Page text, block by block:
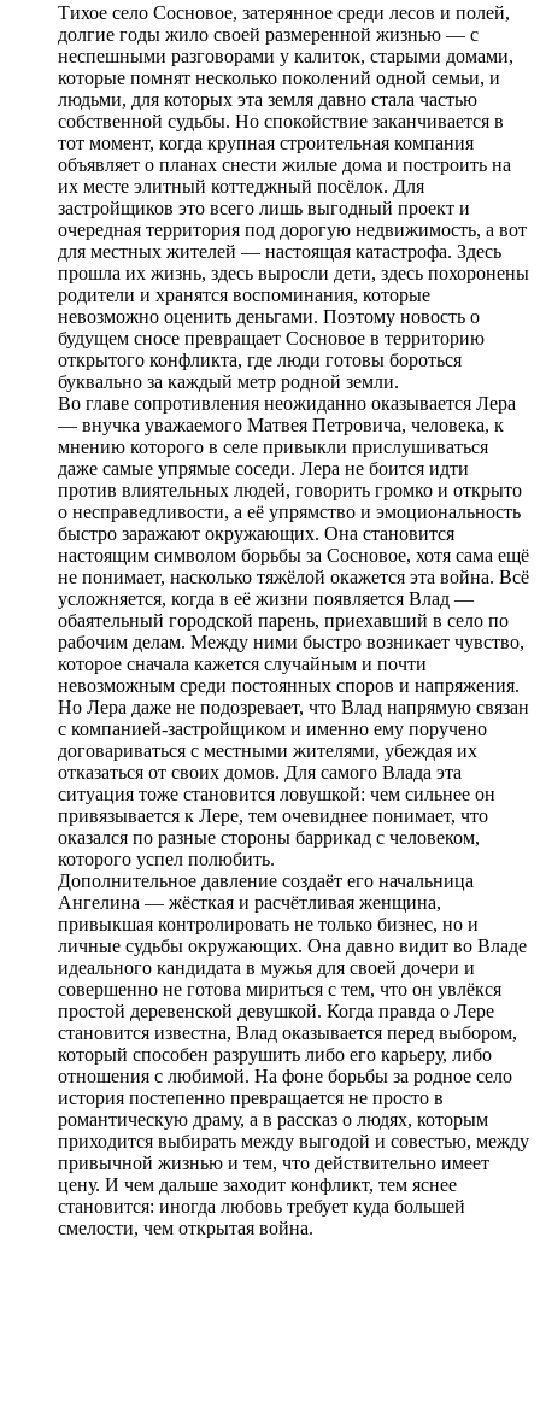
Тихое село Сосновое, затерянное среди лесов и полей,
долгие годы жило своей размеренной жизнью — с
неспешными разговорами у калиток, старыми домами,
которые помнят несколько поколений одной семьи, и
людьми, для которых эта земля давно стала частью
собственной судьбы. Но спокойствие заканчивается в
тот момент, когда крупная строительная компания
объявляет о планах снести жилые дома и построить на
их месте элитный коттеджный посёлок. Для
застройщиков это всего лишь выгодный проект и
очередная территория под дорогую недвижимость, а вот
для местных жителей — настоящая катастрофа. Здесь
прошла их жизнь, здесь выросли дети, здесь похоронены
родители и хранятся воспоминания, которые
невозможно оценить деньгами. Поэтому новость о
будущем сносе превращает Сосновое в территорию
открытого конфликта, где люди готовы бороться
буквально за каждый метр родной земли.
Во главе сопротивления неожиданно оказывается Лера
— внучка уважаемого Матвея Петровича, человека, к
мнению которого в селе привыкли прислушиваться
даже самые упрямые соседи. Лера не боится идти
против влиятельных людей, говорить громко и открыто
о несправедливости, а её упрямство и эмоциональность
быстро заражают окружающих. Она становится
настоящим символом борьбы за Сосновое, хотя сама ещё
не понимает, насколько тяжёлой окажется эта война. Всё
усложняется, когда в её жизни появляется Влад —
обаятельный городской парень, приехавший в село по
рабочим делам. Между ними быстро возникает чувство,
которое сначала кажется случайным и почти
невозможным среди постоянных споров и напряжения.
Но Лера даже не подозревает, что Влад напрямую связан
с компанией-застройщиком и именно ему поручено
договариваться с местными жителями, убеждая их
отказаться от своих домов. Для самого Влада эта
ситуация тоже становится ловушкой: чем сильнее он
привязывается к Лере, тем очевиднее понимает, что
оказался по разные стороны баррикад с человеком,
которого успел полюбить.
Дополнительное давление создаёт его начальница
Ангелина — жёсткая и расчётливая женщина,
привыкшая контролировать не только бизнес, но и
личные судьбы окружающих. Она давно видит во Владe
идеального кандидата в мужья для своей дочери и
совершенно не готова мириться с тем, что он увлёкся
простой деревенской девушкой. Когда правда о Лере
становится известна, Влад оказывается перед выбором,
который способен разрушить либо его карьеру, либо
отношения с любимой. На фоне борьбы за родное село
история постепенно превращается не просто в
романтическую драму, а в рассказ о людях, которым
приходится выбирать между выгодой и совестью, между
привычной жизнью и тем, что действительно имеет
цену. И чем дальше заходит конфликт, тем яснее
становится: иногда любовь требует куда большей
смелости, чем открытая война.